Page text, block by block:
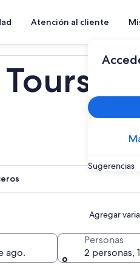
Atención al cliente
Sugerencias
y
Agregar
ago.
Personas
2 personas,